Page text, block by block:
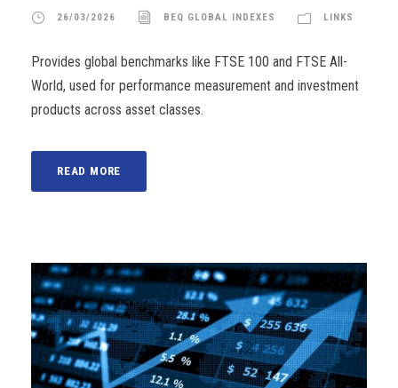
26/03/2026 BEQ GLOBAL INDEXES LINKS
Provides global benchmarks like FTSE 100 and FTSE All-
World, used for performance measurement and investment
products across asset classes.
READ MORE